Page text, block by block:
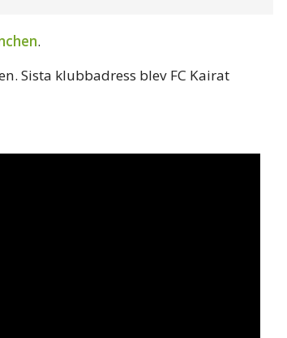
.
Sista klubbadress blev FC Kairat